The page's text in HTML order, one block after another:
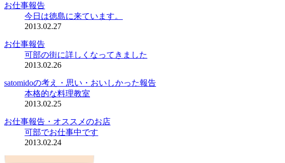
お仕事報告
今日は徳島に来ています。
2013.02.27
お仕事報告
可部の街に詳しくなってきました
2013.02.26
satomidoの考え・思い・おいしかった報告
本格的な料理教室
2013.02.25
お仕事報告・オススメのお店
可部でお仕事中です
2013.02.24